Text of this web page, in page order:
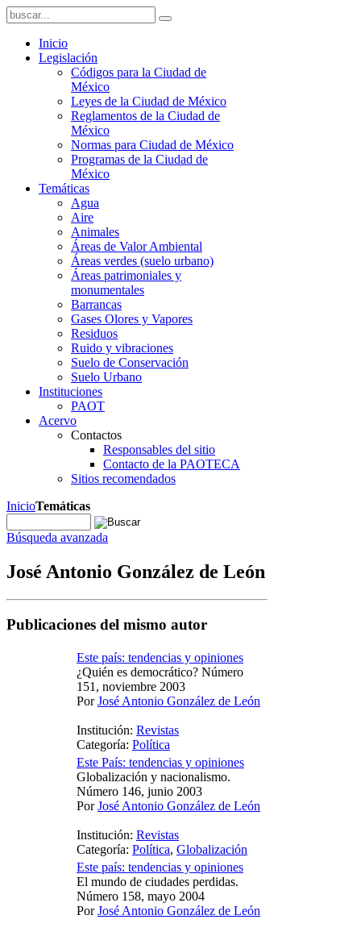
Inicio
Legislación
Códigos para la Ciudad de
México
Leyes de la Ciudad de México
Reglamentos de la Ciudad de
México
Normas para Ciudad de México
Programas de la Ciudad de
México
Temáticas
Agua
Aire
Animales
Áreas de Valor Ambiental
Áreas verdes (suelo urbano)
Áreas patrimoniales y
monumentales
Barrancas
Gases Olores y Vapores
Residuos
Ruido y vibraciones
Suelo de Conservación
Suelo Urbano
Instituciones
PAOT
Acervo
Contactos
Responsables del sitio
Contacto de la PAOTECA
Sitios recomendados
InicioTemáticas
Búsqueda avanzada
José Antonio González de León
Publicaciones del mismo autor
Este país: tendencias y opiniones
¿Quién es democrático? Número
151, noviembre 2003
PorJosé Antonio González de León
Institución: Revistas
Categoría: Política
Este País: tendencias y opiniones
Globalización y nacionalismo.
Número 146, junio 2003
PorJosé Antonio González de León
Institución: Revistas
Categoría: Política, Globalización
Este país: tendencias y opiniones
El mundo de ciudades perdidas.
Número 158, mayo 2004
PorJosé Antonio González de León